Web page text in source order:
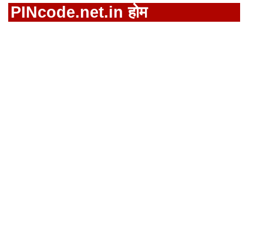
PINcode.net.in होम